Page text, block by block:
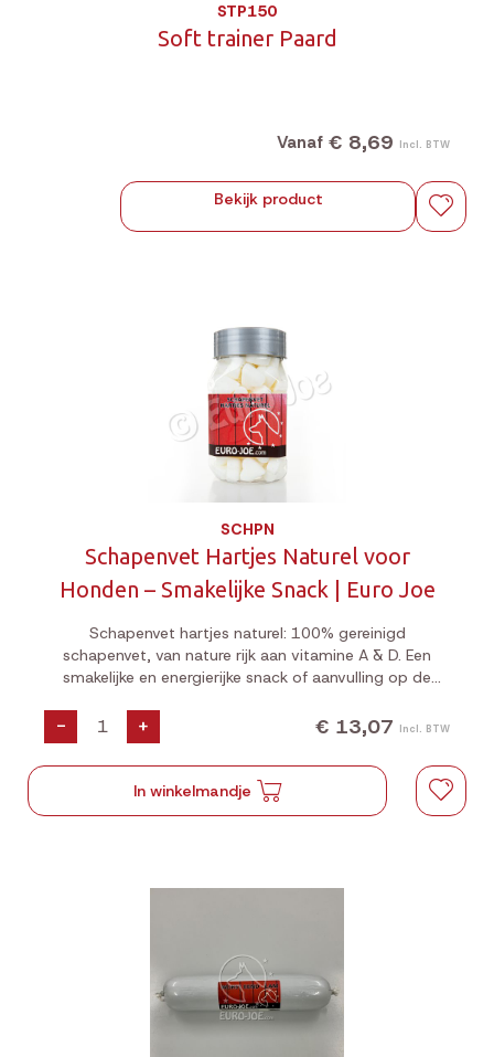
STP150
Soft trainer Paard
Vanaf € 8,69 Incl. BTW
Bekijk product
SCHPN
Schapenvet Hartjes Naturel voor
Honden – Smakelijke Snack | Euro Joe
Schapenvet hartjes naturel: 100% gereinigd
schapenvet, van nature rijk aan vitamine A & D. Een
smakelijke en energierijke snack of aanvulling op de
- + € 13,07 Incl. BTW
In winkelmandje